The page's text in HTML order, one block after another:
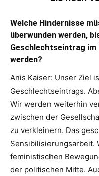
Welche Hindernisse
überwunden werden,
Geschlechtseintrag
werden?
Anis Kaiser: Unser Ziel
Geschlechtseintrags.
Wir werden weiterhin
zwischen der
zu verkleinern. Das
Sensibilisierungsarbeit.
feministischen
der politischen Mitte.